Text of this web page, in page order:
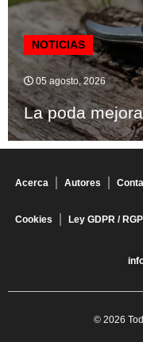
NOTICIAS
05 agosto, 2026
La poda
Acerca Autores
Cookies Ley GDPR /
© 2026